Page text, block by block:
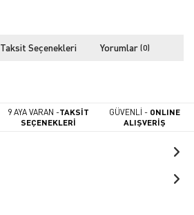
Taksit Seçenekleri Yorumlar (0)
9 AYA VARAN -TAKSİT
SEÇENEKLERİ
GÜVENLİ - ONLINE
ALIŞVERİŞ